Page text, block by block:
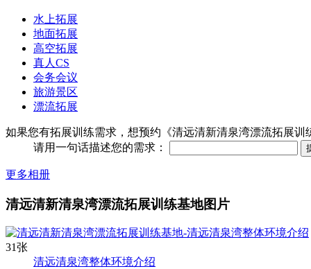
水上拓展
地面拓展
高空拓展
真人CS
会务会议
旅游景区
漂流拓展
如果您有拓展训练需求，想预约《清远清新清泉湾漂流拓展
请用一句话描述您的需求：
更多相册
清远清新清泉湾漂流拓展训练基地图片
31张
清远清泉湾整体环境介绍